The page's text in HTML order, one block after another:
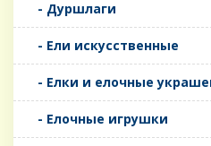
- Дуршлаги
- Ели искусственные
- Елки и елочные
- Елочные игрушки